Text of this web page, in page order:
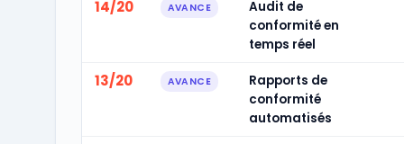
14/20 AVANCE
Audit de
conformité en
temps réel
13/20 AVANCE
Rapports de
conformité
automatisés